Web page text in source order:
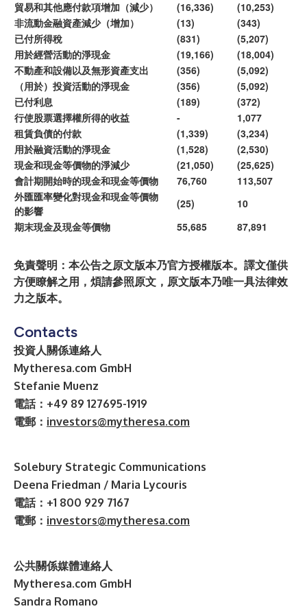
貿易和其他應付款項增加（減少） (16,336)
(10,253)
非流動金融資產減少（增加）
(13)
(343)
已付所得稅
(831)
(5,207)
用於經營活動的淨現金
(19,166)
(18,004)
不動產和設備以及無形資產支出
(356)
(5,092)
（用於）投資活動的淨現金
(356)
(5,092)
已付利息
(189)
(372)
行使股票選擇權所得的收益
-
1,077
租賃負債的付款
(1,339)
(3,234)
用於融資活動的淨現金
(1,528)
(2,530)
現金和現金等價物的淨減少
(21,050)
(25,625)
會計期開始時的現金和現金等價物
76,760
113,507
外匯匯率變化對現金和現金等價物
的影響
(25)
10
期末現金及現金等價物
55,685 87,891
免責聲明：本公告之原文版本乃官方授權版本。譯文僅供
方便瞭解之用，煩請參照原文，原文版本乃唯一具法律效
力之版本。
Contacts
投資人關係連絡人
Mytheresa.com GmbH
Stefanie Muenz
電話：+49 89 127695-1919
電郵： investors@mytheresa.com
Solebury Strategic Communications
Deena Friedman / Maria Lycouris
電話：+1 800 929 7167
電郵： investors@mytheresa.com
公共關係媒體連絡人
Mytheresa.com GmbH
Sandra Romano